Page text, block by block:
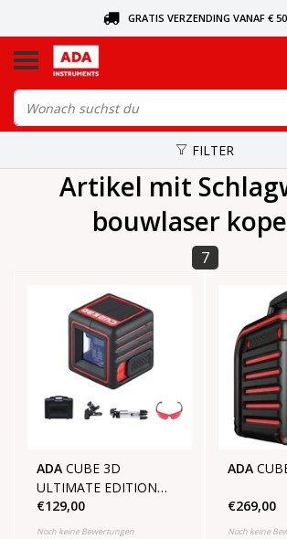
GRATIS VERZENDING VANAF €
VANDAAG BESTELD, VANDAAG
FILTER
Artikel mit
bouwlaser
7
ADA CUBE 3D
ULTIMATE EDITION
SET
€129,00
Noch keine Bewertungen
ADA
€269,00
Noch keine